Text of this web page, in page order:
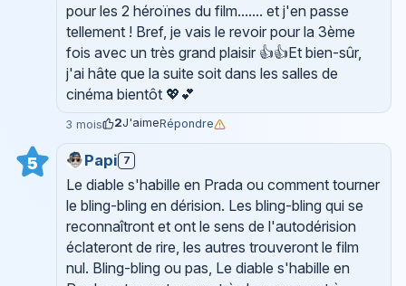
pour les 2 héroïnes du film....... et j'en passe
tellement ! Bref, je vais le revoir pour la 3ème
fois avec un très grand plaisir 👍👍Et bien-sûr,
j'ai hâte que la suite soit dans les salles de
cinéma bientôt 💖💕
3 mois 2J'aimeRépondre
5 Papi 7
Le diable s'habille en Prada ou comment tourner
le bling-bling en dérision. Les bling-bling qui se
reconnaîtront et ont le sens de l'autodérision
éclateront de rire, les autres trouveront le film
nul. Bling-bling ou pas, Le diable s'habille en